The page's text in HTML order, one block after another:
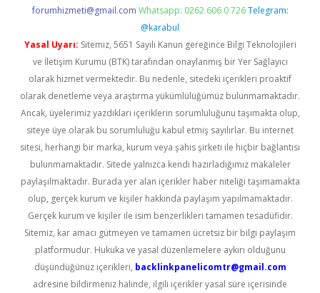
forumhizmeti@gmail.com Whatsapp: 0262 606 0 726 Telegram:
@karabul
Yasal Uyarı: Sitemiz, 5651 Sayılı Kanun gereğince Bilgi Teknolojileri
ve İletişim Kurumu (BTK) tarafından onaylanmış bir Yer Sağlayıcı
olarak hizmet vermektedir. Bu nedenle, sitedeki içerikleri proaktif
olarak denetleme veya araştırma yükümlülüğümüz bulunmamaktadır.
Ancak, üyelerimiz yazdıkları içeriklerin sorumluluğunu taşımakta olup,
siteye üye olarak bu sorumluluğu kabul etmiş sayılırlar. Bu internet
sitesi, herhangi bir marka, kurum veya şahıs şirketi ile hiçbir bağlantısı
bulunmamaktadır. Sitede yalnızca kendi hazırladığımız makaleler
paylaşılmaktadır. Burada yer alan içerikler haber niteliği taşımamakta
olup, gerçek kurum ve kişiler hakkında paylaşım yapılmamaktadır.
Gerçek kurum ve kişiler ile isim benzerlikleri tamamen tesadüfidir.
Sitemiz, kar amacı gütmeyen ve tamamen ücretsiz bir bilgi paylaşım
platformudur. Hukuka ve yasal düzenlemelere aykırı olduğunu
düşündüğünüz içerikleri, backlinkpanelicomtr@gmail.com
adresine bildirmeniz halinde, ilgili içerikler yasal süre içerisinde